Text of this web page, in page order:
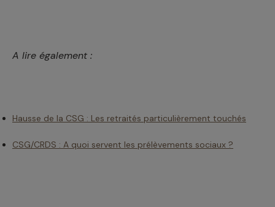
A lire également :
Hausse de la CSG : Les retraités particulièrement touchés
CSG/CRDS : A quoi servent les prélèvements sociaux ?